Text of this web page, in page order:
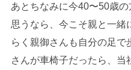
あとちなみに今40〜50歳
思うなら、今こそ親と一緒
らく親御さんも自分の足で
さんが車椅子だったら、当